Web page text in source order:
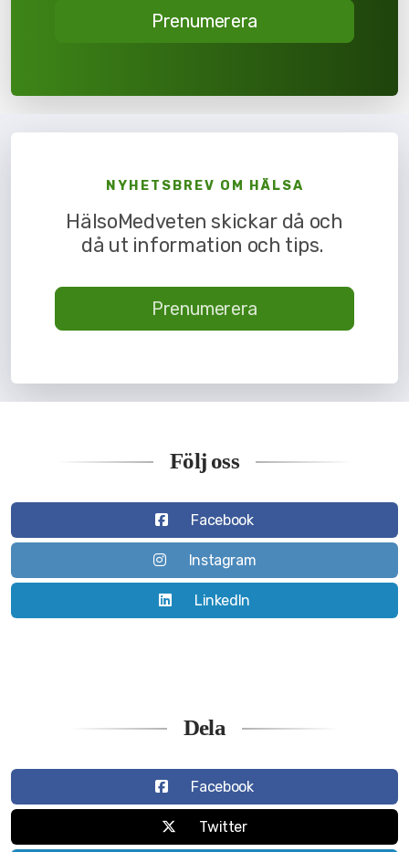
Prenumerera
NYHETSBREV OM HÄLSA
HälsoMedveten skickar då och
då ut information och tips.
Prenumerera
Följ oss
Facebook
Instagram
LinkedIn
Dela
Facebook
Twitter